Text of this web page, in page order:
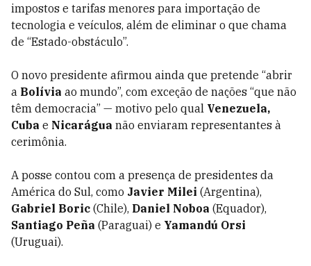
impostos e tarifas menores para importação de
tecnologia e veículos, além de eliminar o que chama
de “Estado-obstáculo”.
O novo presidente afirmou ainda que pretende “abrir
a Bolívia ao mundo”, com exceção de nações “que não
têm democracia” — motivo pelo qual Venezuela,
Cuba e Nicarágua não enviaram representantes à
cerimônia.
A posse contou com a presença de presidentes da
América do Sul, como Javier Milei (Argentina),
Gabriel Boric (Chile), Daniel Noboa (Equador),
Santiago Peña (Paraguai) e Yamandú Orsi
(Uruguai).